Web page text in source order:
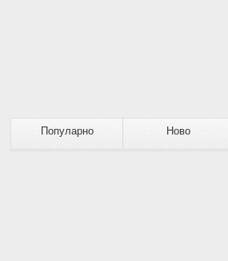
Популарно Ново